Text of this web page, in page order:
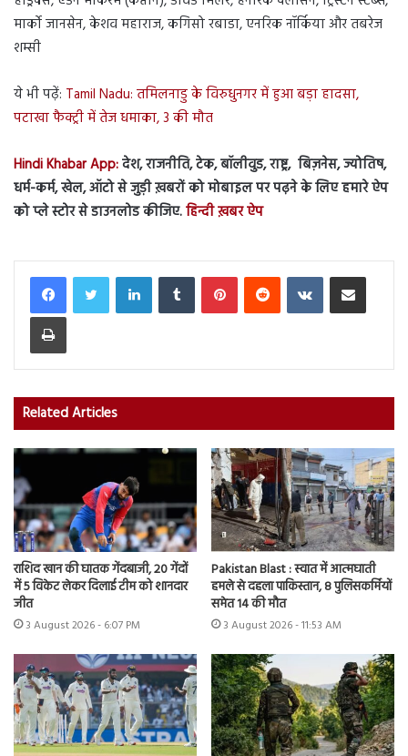
मार्को जानसेन, केशव महाराज, कगिसो रबाडा, एनरिक नॉर्किया और तबरेज
शम्सी
ये भी पढ़ें: Tamil Nadu: तमिलनाडु के विरुधुनगर में हुआ बड़ा हादसा,
पटाखा फैक्ट्री में तेज धमाका, 3 की मौत
Hindi Khabar App:देश, राजनीति, टेक, बॉलीवुड, राष्ट्र, बिज़नेस, ज्योतिष,
धर्म-कर्म, खेल, ऑटो से जुड़ी ख़बरों को मोबाइल पर पढ़ने के लिए हमारे ऐप
को प्ले स्टोर से डाउनलोड कीजिए.हिन्दी ख़बर ऐप
LinkedInTumblr PinterestReddit VKontakteShare via Email
Print
Related Articles
राशिद खान की घातक गेंदबाजी, 20 गेंदों
में 5 विकेट लेकर दिलाई टीम को शानदार
जीत
3 August 2026 - 6:07 PM
Pakistan Blast : स्वात में आत्मघाती
हमले से दहला पाकिस्तान, 8 पुलिसकर्मियों
समेत 14 की मौत
3 August 2026 - 11:53 AM